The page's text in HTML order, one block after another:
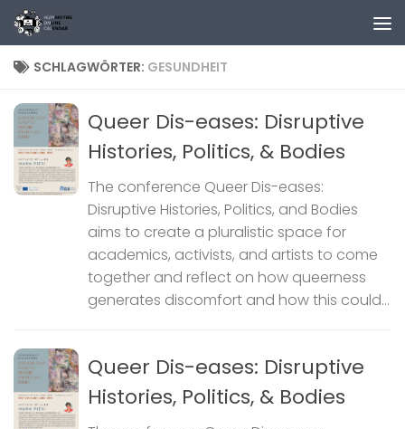
Zum Inhalt springen
SCHLAGWÖRTER: GESUNDHEIT
Queer Dis-eases: Disruptive
Histories, Politics, & Bodies
The conference Queer Dis-eases:
Disruptive Histories, Politics, and Bodies
aims to create a pluralistic space for
academics, activists, and artists to come
together and reflect on how queerness
generates discomfort and how this could...
Queer Dis-eases: Disruptive
Histories, Politics, & Bodies